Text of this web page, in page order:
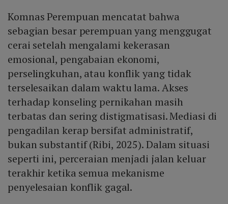
Komnas Perempuan mencatat bahwa
sebagian besar perempuan yang menggugat
cerai setelah mengalami kekerasan
emosional, pengabaian ekonomi,
perselingkuhan, atau konflik yang tidak
terselesaikan dalam waktu lama. Akses
terhadap konseling pernikahan masih
terbatas dan sering distigmatisasi. Mediasi di
pengadilan kerap bersifat administratif,
bukan substantif (Ribi, 2025). Dalam situasi
seperti ini, perceraian menjadi jalan keluar
terakhir ketika semua mekanisme
penyelesaian konflik gagal.